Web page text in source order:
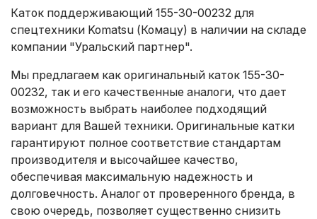
Каток поддерживающий 155-30-00232 для
спецтехники Komatsu (Комацу) в наличии на складе
компании "Уральский партнер".
Мы предлагаем как оригинальный каток 155-30-
00232, так и его качественные аналоги, что дает
возможность выбрать наиболее подходящий
вариант для Вашей техники. Оригинальные катки
гарантируют полное соответствие стандартам
производителя и высочайшее качество,
обеспечивая максимальную надежность и
долговечность. Аналог от проверенного бренда, в
свою очередь, позволяет существенно снизить